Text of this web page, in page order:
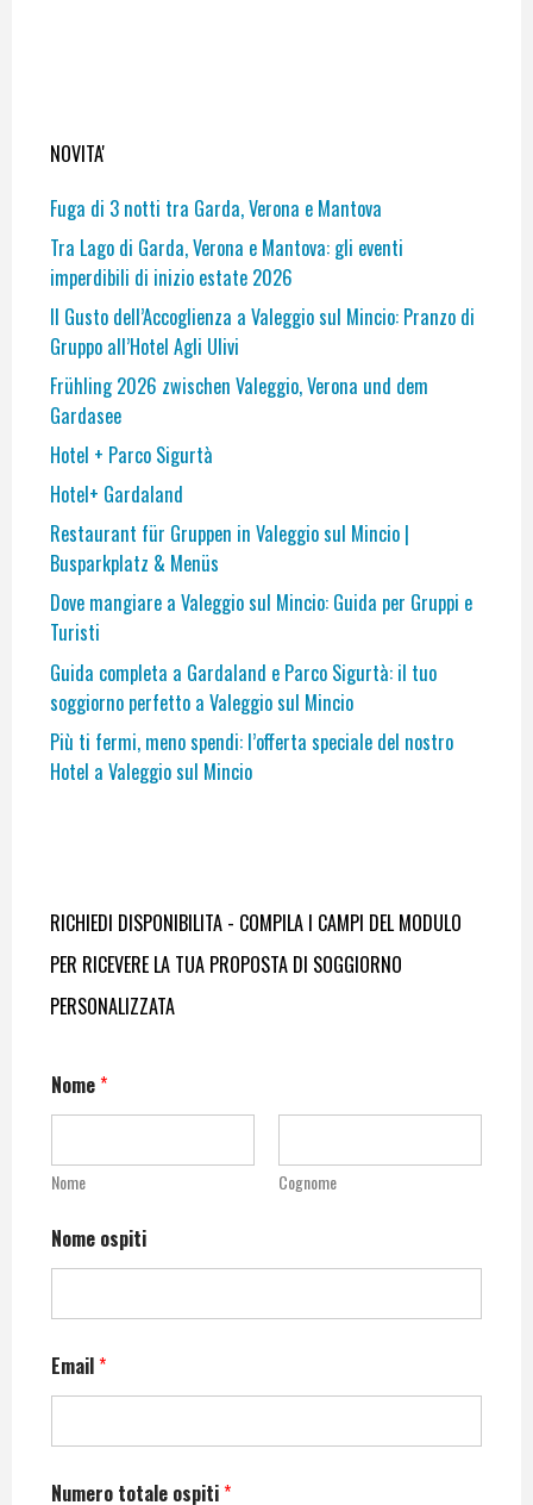
NOVITA'
Fuga di 3 notti tra Garda, Verona e Mantova
Tra Lago di Garda, Verona e Mantova: gli eventi
imperdibili di inizio estate 2026
Il Gusto dell’Accoglienza a Valeggio sul Mincio: Pranzo di
Gruppo all’Hotel Agli Ulivi
Frühling 2026 zwischen Valeggio, Verona und dem
Gardasee
Hotel + Parco Sigurtà
Hotel+ Gardaland
Restaurant für Gruppen in Valeggio sul Mincio |
Busparkplatz & Menüs
Dove mangiare a Valeggio sul Mincio: Guida per Gruppi e
Turisti
Guida completa a Gardaland e Parco Sigurtà: il tuo
soggiorno perfetto a Valeggio sul Mincio
Più ti fermi, meno spendi: l’offerta speciale del nostro
Hotel a Valeggio sul Mincio
RICHIEDI DISPONIBILITA - COMPILA I CAMPI DEL MODULO
PER RICEVERE LA TUA PROPOSTA DI SOGGIORNO
PERSONALIZZATA
Nome*
Nome Cognome
Nome ospiti
Email*
Numero totale ospiti*